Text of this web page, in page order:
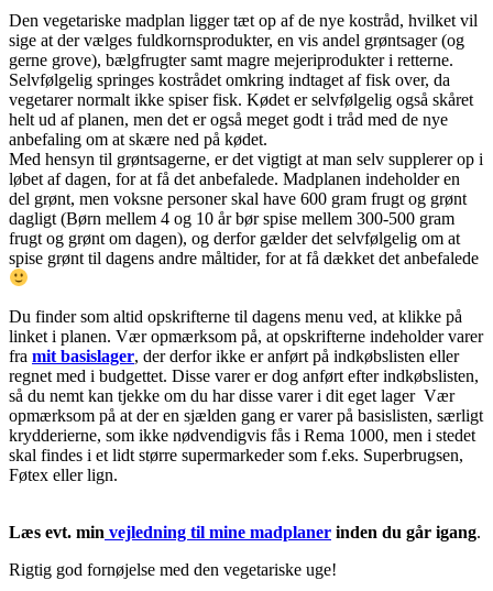
Den vegetariske madplan ligger tæt op af de nye kostråd, hvilket vil
sige at der vælges fuldkornsprodukter, en vis andel grøntsager (og
gerne grove), bælgfrugter samt magre mejeriprodukter i retterne.
Selvfølgelig springes kostrådet omkring indtaget af fisk over, da
vegetarer normalt ikke spiser fisk. Kødet er selvfølgelig også skåret
helt ud af planen, men det er også meget godt i tråd med de nye
anbefaling om at skære ned på kødet.
Med hensyn til grøntsagerne, er det vigtigt at man selv supplerer op i
løbet af dagen, for at få det anbefalede. Madplanen indeholder en
del grønt, men voksne personer skal have 600 gram frugt og grønt
dagligt (Børn mellem 4 og 10 år bør spise mellem 300-500 gram
frugt og grønt om dagen), og derfor gælder det selvfølgelig om at
spise grønt til dagens andre måltider, for at få dækket det anbefalede
Du finder som altid opskrifterne til dagens menu ved, at klikke på
linket i planen. Vær opmærksom på, at opskrifterne indeholder varer
fra mit basislager, der derfor ikke er anført på indkøbslisten eller
regnet med i budgettet. Disse varer er dog anført efter indkøbslisten,
så du nemt kan tjekke om du har disse varer i dit eget lager Vær
opmærksom på at der en sjælden gang er varer på basislisten, særligt
krydderierne, som ikke nødvendigvis fås i Rema 1000, men i stedet
skal findes i et lidt større supermarkeder som f.eks. Superbrugsen,
Føtex eller lign.
Læs evt. min vejledning til mine madplaner inden du går igang.
Rigtig god fornøjelse med den vegetariske uge!